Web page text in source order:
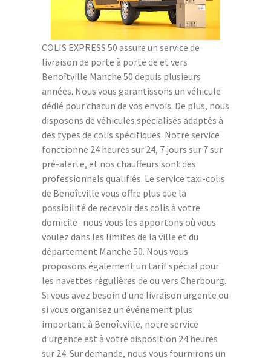
COLIS EXPRESS 50 assure un service de
livraison de porte à porte de et vers
Benoîtville Manche 50 depuis plusieurs
années. Nous vous garantissons un véhicule
dédié pour chacun de vos envois. De plus, nous
disposons de véhicules spécialisés adaptés à
des types de colis spécifiques. Notre service
fonctionne 24 heures sur 24, 7 jours sur 7 sur
pré-alerte, et nos chauffeurs sont des
professionnels qualifiés. Le service taxi-colis
de Benoîtville vous offre plus que la
possibilité de recevoir des colis à votre
domicile : nous vous les apportons où vous
voulez dans les limites de la ville et du
département Manche 50. Nous vous
proposons également un tarif spécial pour
les navettes régulières de ou vers Cherbourg.
Si vous avez besoin d'une livraison urgente ou
si vous organisez un événement plus
important à Benoîtville, notre service
d'urgence est à votre disposition 24 heures
sur 24. Sur demande, nous vous fournirons un